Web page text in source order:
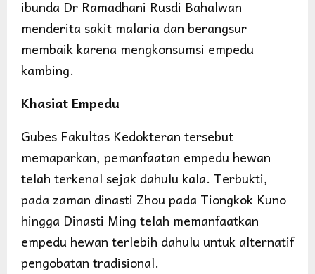
ibunda Dr Ramadhani Rusdi Bahalwan
menderita sakit malaria dan berangsur
membaik karena mengkonsumsi empedu
kambing.
Khasiat Empedu
Gubes Fakultas Kedokteran tersebut
memaparkan, pemanfaatan empedu hewan
telah terkenal sejak dahulu kala. Terbukti,
pada zaman dinasti Zhou pada Tiongkok Kuno
hingga Dinasti Ming telah memanfaatkan
empedu hewan terlebih dahulu untuk alternatif
pengobatan tradisional.